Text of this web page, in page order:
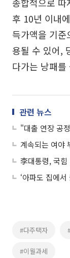
후 10년 이내
득가액을 기준
용될 수 있어,
다가는 낭패
관련 뉴스
李대통령, 국
‘아파도 집에
#다주택자
#이월과세